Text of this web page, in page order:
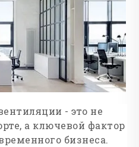
- это не
а ключевой фактор
бизнеса.